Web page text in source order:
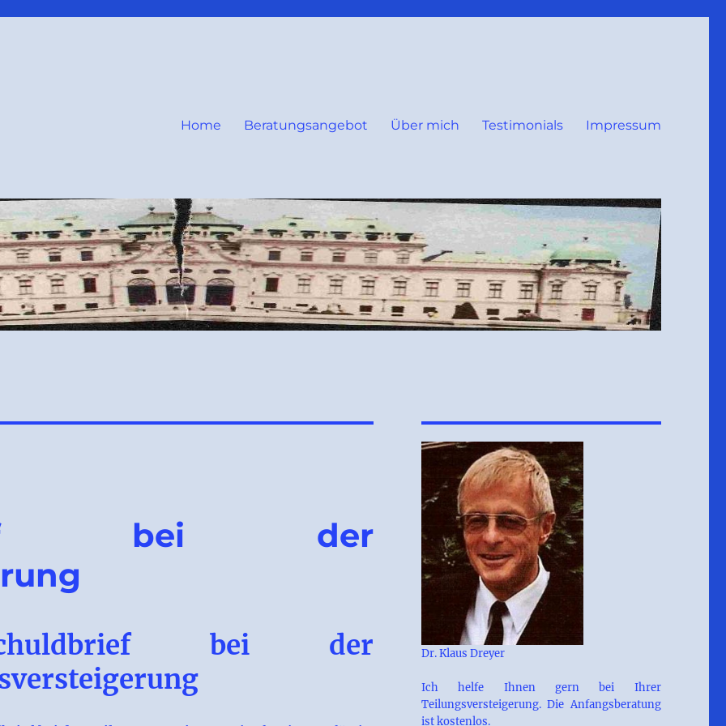
Home Beratungsangebot Über mich Testimonials Impressum
bei der
bei der
Dr. Klaus Dreyer
Ich helfe Ihnen gern bei Ihrer
Teilungsversteigerung. Die Anfangsberatung
ist kostenlos.